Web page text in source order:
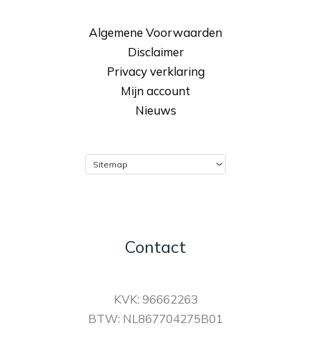
Algemene Voorwaarden
Disclaimer
Privacy verklaring
Mijn account
Nieuws
Contact
KVK: 96662263
BTW: NL867704275B01